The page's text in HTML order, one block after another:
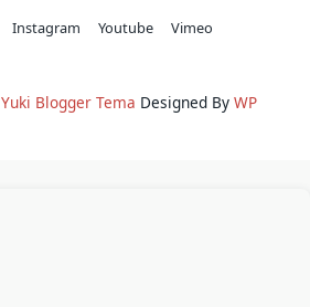
Instagram Youtube
Vimeo
Yuki Blogger Tema Designed By WP